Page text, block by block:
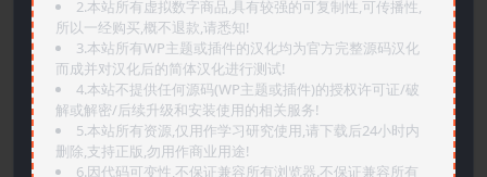
2.本站所有虚拟数字商品,具有较强的可复制性,可传播性,
所以一经购买,概不退款,请悉知!
3.本站所有WP主题或插件的汉化均为官方完整源码汉化
而成并对汉化后的简体汉化进行测试!
4.本站不提供任何源码(WP主题或插件)的授权许可证/破
解或解密/后续升级和安装使用的相关服务!
5.本站所有资源,仅用作学习研究使用,请下载后24小时内
删除,支持正版,勿用作商业用途!
6.因代码可变性,不保证兼容所有浏览器.不保证兼容所有